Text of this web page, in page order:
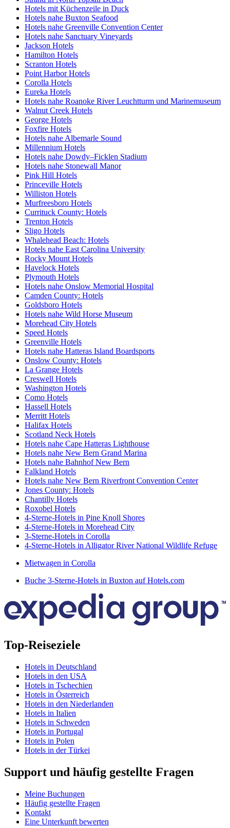
Hotels mit Küchenzeile in Duck
Hotels nahe Buxton Seafood
Hotels nahe Greenville Convention Center
Hotels nahe Sanctuary Vineyards
Jackson Hotels
Hamilton Hotels
Scranton Hotels
Point Harbor Hotels
Corolla Hotels
Eureka Hotels
Hotels nahe Roanoke River Leuchtturm und Marinemuseum
Walnut Creek Hotels
George Hotels
Foxfire Hotels
Hotels nahe Albemarle Sound
Millennium Hotels
Hotels nahe Dowdy–Ficklen Stadium
Hotels nahe Stonewall Manor
Pink Hill Hotels
Princeville Hotels
Williston Hotels
Murfreesboro Hotels
Currituck County: Hotels
Trenton Hotels
Sligo Hotels
Whalehead Beach: Hotels
Hotels nahe East Carolina University
Rocky Mount Hotels
Havelock Hotels
Plymouth Hotels
Hotels nahe Onslow Memorial Hospital
Camden County: Hotels
Goldsboro Hotels
Hotels nahe Wild Horse Museum
Morehead City Hotels
Speed Hotels
Greenville Hotels
Hotels nahe Hatteras Island Boardsports
Onslow County: Hotels
La Grange Hotels
Creswell Hotels
Washington Hotels
Como Hotels
Hassell Hotels
Merritt Hotels
Halifax Hotels
Scotland Neck Hotels
Hotels nahe Cape Hatteras Lighthouse
Hotels nahe New Bern Grand Marina
Hotels nahe Bahnhof New Bern
Falkland Hotels
Hotels nahe New Bern Riverfront Convention Center
Jones County: Hotels
Chantilly Hotels
Roxobel Hotels
4-Sterne-Hotels in Pine Knoll Shores
4-Sterne-Hotels in Morehead City
3-Sterne-Hotels in Corolla
4-Sterne-Hotels in Alligator River National Wildlife Refuge
Mietwagen in Corolla
Buche 3-Sterne-Hotels in Buxton auf Hotels.com
Top-Reiseziele
Hotels in Deutschland
Hotels in den USA
Hotels in Tschechien
Hotels in Österreich
Hotels in den Niederlanden
Hotels in Italien
Hotels in Schweden
Hotels in Portugal
Hotels in Polen
Hotels in der Türkei
Support und häufig gestellte Fragen
Meine Buchungen
Häufig gestellte Fragen
Kontakt
Eine Unterkunft bewerten